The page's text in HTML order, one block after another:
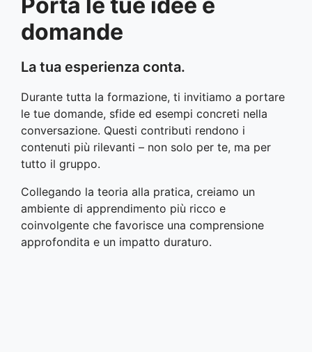
domande
La tua esperienza conta.
Durante tutta la formazione, ti invitiamo a portare
le tue domande, sfide ed esempi concreti nella
conversazione. Questi contributi rendono i
contenuti più rilevanti – non solo per te, ma per
tutto il gruppo.
Collegando la teoria alla pratica, creiamo un
ambiente di apprendimento più ricco e
coinvolgente che favorisce una comprensione
approfondita e un impatto duraturo.